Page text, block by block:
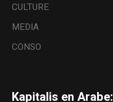
CULTURE
MEDIA
CONSO
Kapitalis en Arabe: